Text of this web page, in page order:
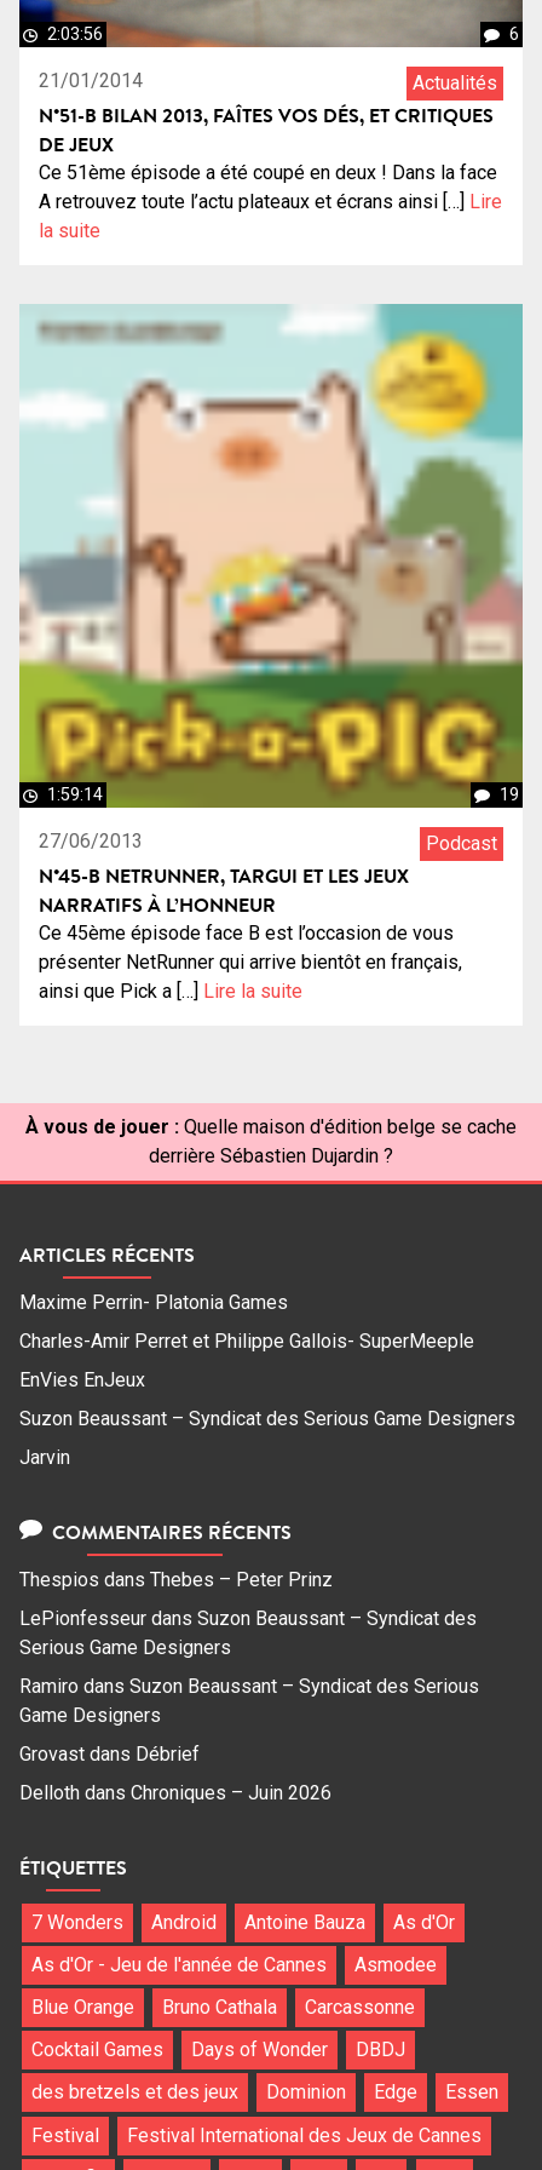
2:03:56 6
21/01/2014 Actualités
N°51-B BILAN 2013, FAÎTES VOS DÉS, ET CRITIQUES
DE JEUX
Ce 51ème épisode a été coupé en deux ! Dans la face
A retrouvez toute l’actu plateaux et écrans ainsi […]
Lire
la suite
1:59:14 19
27/06/2013 Podcast
N°45-B NETRUNNER, TARGUI ET LES JEUX
NARRATIFS À L’HONNEUR
Ce 45ème épisode face B est l’occasion de vous
présenter NetRunner qui arrive bientôt en français,
ainsi que Pick a […]
Lire la suite
À vous de jouer : Quelle maison d'édition belge se cache
derrière Sébastien Dujardin ?
ARTICLES RÉCENTS
Maxime Perrin- Platonia Games
Charles-Amir Perret et Philippe Gallois- SuperMeeple
EnVies EnJeux
Suzon Beaussant – Syndicat des Serious Game Designers
Jarvin
COMMENTAIRES RÉCENTS
Thespios dans Thebes – Peter Prinz
LePionfesseur dans Suzon Beaussant – Syndicat des
Serious Game Designers
Ramiro dans Suzon Beaussant – Syndicat des Serious
Game Designers
Grovast dans Débrief
Delloth dans Chroniques – Juin 2026
ÉTIQUETTES
7 Wonders Android Antoine Bauza
As d'Or
As d'Or - Jeu de l'année de Cannes
Asmodee
Blue Orange
Bruno Cathala
Carcassonne
Cocktail Games
Days of Wonder
DBDJ
des bretzels et des jeux
Dominion Edge
Essen
Festival
Festival International des Jeux de Cannes